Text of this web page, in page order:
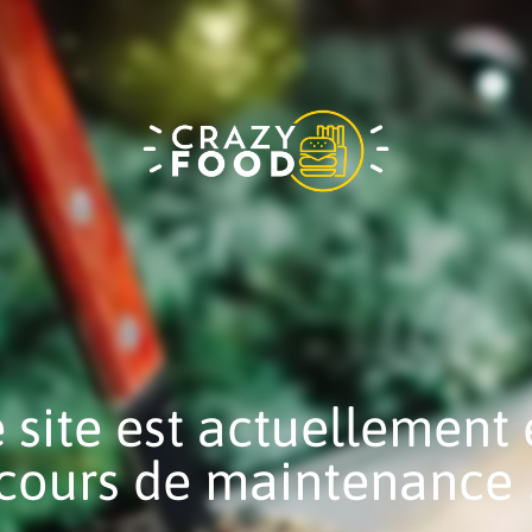
site est actuellement
de maintenance